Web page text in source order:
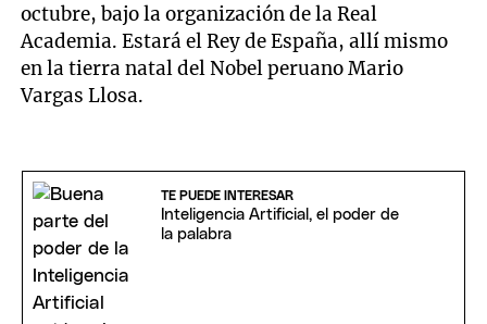
octubre, bajo la organización de la Real
Academia. Estará el Rey de España, allí mismo
en la tierra natal del Nobel peruano Mario
Vargas Llosa.
TE PUEDE INTERESAR
Inteligencia Artificial, el poder de
la palabra